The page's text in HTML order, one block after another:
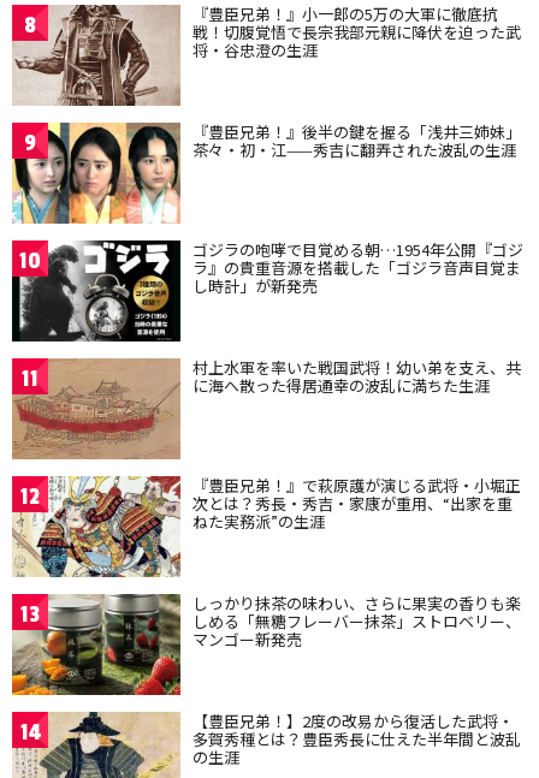
8 『豊臣兄弟！』小一郎の5万の大軍に徹底抗
戦！切腹覚悟で長宗我部元親に降伏を迫った武
将・谷忠澄の生涯
9 『豊臣兄弟！』後半の鍵を握る「浅井三姉妹」
茶々・初・江——秀吉に翻弄された波乱の生涯
10 ゴジラの咆哮で目覚める朝…1954年公開『ゴジ
ラ』の貴重音源を搭載した「ゴジラ音声目覚ま
し時計」が新発売
11 村上水軍を率いた戦国武将！幼い弟を支え、共
に海へ散った得居通幸の波乱に満ちた生涯
12 『豊臣兄弟！』で萩原護が演じる武将・小堀正
次とは？秀長・秀吉・家康が重用、“出家を重
ねた実務派”の生涯
13 しっかり抹茶の味わい、さらに果実の香りも楽
しめる「無糖フレーバー抹茶」ストロベリー、
マンゴー新発売
14 【豊臣兄弟！】2度の改易から復活した武将・
多賀秀種とは？豊臣秀長に仕えた半年間と波乱
の生涯